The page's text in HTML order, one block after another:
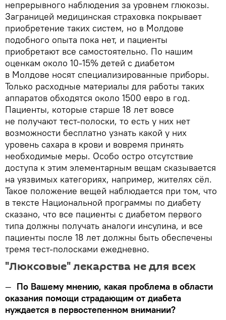
непрерывного наблюдения за уровнем глюкозы.
Заграницей медицинская страховка покрывает
приобретение таких систем, но в Молдове
подобного опыта пока нет, и пациенты
приобретают все самостоятельно. По нашим
оценкам около 10-15% детей с диабетом
в Молдове носят специализированные приборы.
Только расходные материалы для работы таких
аппаратов обходятся около 1500 евро в год.
Пациенты, которые старше 18 лет вовсе
не получают тест-полоски, то есть у них нет
возможности бесплатно узнать какой у них
уровень сахара в крови и вовремя принять
необходимые меры. Особо остро отсутствие
доступа к этим элементарным вещам сказывается
на уязвимых категориях, например, жителях сёл.
Такое положение вещей наблюдается при том, что
в тексте Национальной программы по диабету
сказано, что все пациенты с диабетом первого
типа должны получать аналоги инсулина, и все
пациенты после 18 лет должны быть обеспечены
тремя тест-полосками ежедневно.
"Люксовые" лекарства не для всех
— По Вашему мнению, какая проблема в области
оказания помощи страдающим от диабета
нуждается в первостепенном внимании?